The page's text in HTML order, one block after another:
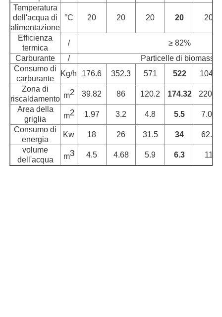
Fornace ad alta temperatura
Caldaia industriale per acqua calda
Caldaie a gas
caldaia a vapore della biomassa
Forno da laboratorio industriale
Temperatura
dell'acqua di
alimentazione
°C 20 20 20 20 20
Efficienza
termica
/
≥ 82%
Carburante
/
Particelle di biomassa
Consumo di
carburante
Kg/h 176.6 352.3 571 522
1044
Zona di
riscaldamento m2 39.82 86 120.2 174.32
220.6
Area della
griglia
m2 1.97 3.2 4.8 5.5
7.04
Consumo di
energia
Kw 18 26 31.5 34
62.4
volume
dell'acqua
m3 4.5 4.68 5.9 6.3 11